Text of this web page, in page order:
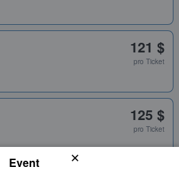
121 $
pro Ticket
125 $
pro Ticket
Event